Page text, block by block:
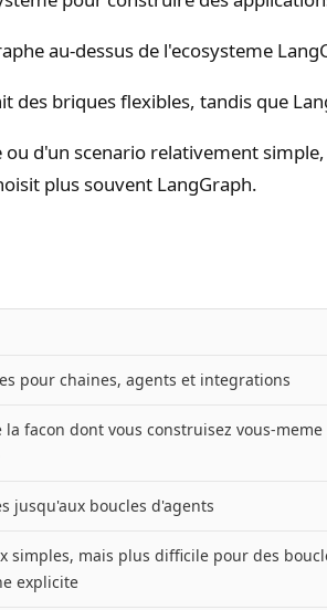
au-dessus de l'ecosysteme
des briques flexibles, tandis que
d'un scenario relativement
plus souvent LangGraph.
pour chaines, agents et integrations
facon dont vous construisez vous-meme
jusqu'aux boucles d'agents
simples, mais plus difficile pour des
explicite